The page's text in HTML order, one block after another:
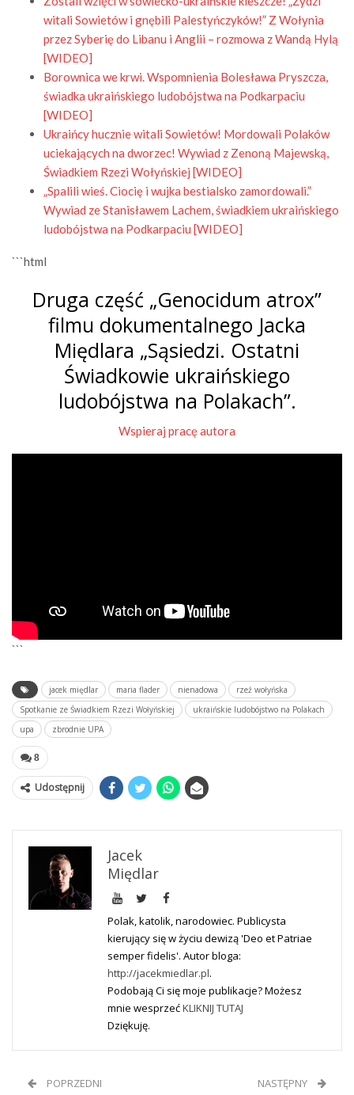
witali Sowietów i gnębili Palestyńczyków!” Z Wołynia
przez Syberię do Libanu i Anglii – rozmowa z Wandą Hylą
[WIDEO]
Borownica we krwi. Wspomnienia Bolesława Pryszcza,
świadka ukraińskiego ludobójstwa na Podkarpaciu
[WIDEO]
Ukraińcy hucznie witali Sowietów! Mordowali Polaków
uciekających na dworzec! Wywiad z Zenoną Majewską,
Świadkiem Rzezi Wołyńskiej [WIDEO]
„Spalili wieś. Ciocię i wujka bestialsko zamordowali.”
Wywiad ze Stanisławem Lachem, świadkiem ukraińskiego
ludobójstwa na Podkarpaciu [WIDEO]
```html
Druga część „Genocidum atrox”
filmu dokumentalnego Jacka
Międlara „Sąsiedzi. Ostatni
Świadkowie ukraińskiego
ludobójstwa na Polakach”.
Wspieraj pracę autora
```
jacek międlar maria flader nienadowa
rzeź wołyńska
Spotkanie ze Świadkiem Rzezi Wołyńskiej
ukraińskie ludobójstwo na Polakach
upa
zbrodnie UPA
8
Udostępnij
Jacek
Międlar
Polak, katolik, narodowiec. Publicysta
kierujący się w życiu dewizą 'Deo et Patriae
semper fidelis'. Autor bloga:
http://jacekmiedlar.pl.
Podobają Ci się moje publikacje? Możesz
mnie wesprzećKLIKNIJ TUTAJ
Dziękuję.
POPRZEDNI NASTĘPNY